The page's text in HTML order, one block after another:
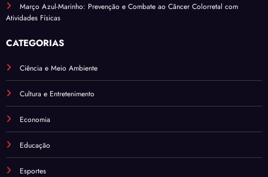
Março Azul-Marinho: Prevenção e Combate ao Câncer Colorretal com
Atividades Físicas
CATEGORIAS
Ciência e Meio Ambiente
Cultura e Entretenimento
Economia
Educação
Esportes